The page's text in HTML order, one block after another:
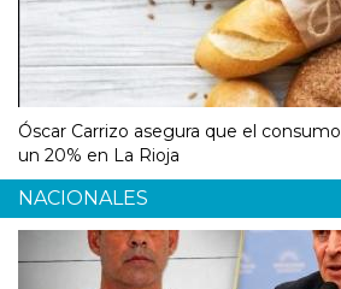
Óscar Carrizo asegura que el
un 20% en La Rioja
NACIONALES